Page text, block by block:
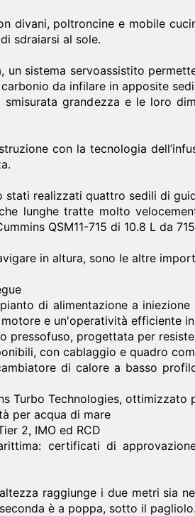
divani, poltroncine e mobile
sdraiarsi al sole.
sistema servoassistito
da infilare in apposite
grandezza e le loro
con la tecnologia
stati realizzati quattro sedili di
lunghe tratte molto
QSM11-715 di 10.8 L da
in altura, sono le altre
di alimentazione a
e un'operatività efficiente
pressofuso, progettata per
con cablaggio e quadro
di calore a basso
Turbo Technologies,
per acqua di mare
2, IMO ed RCD
certificati di
raggiunge i due metri sia
è a poppa, sotto il